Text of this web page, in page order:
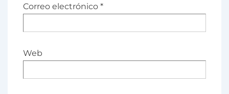
Correo electrónico *
Web